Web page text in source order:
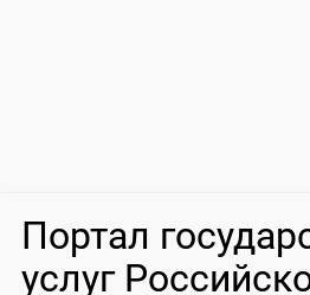
Портал
услуг